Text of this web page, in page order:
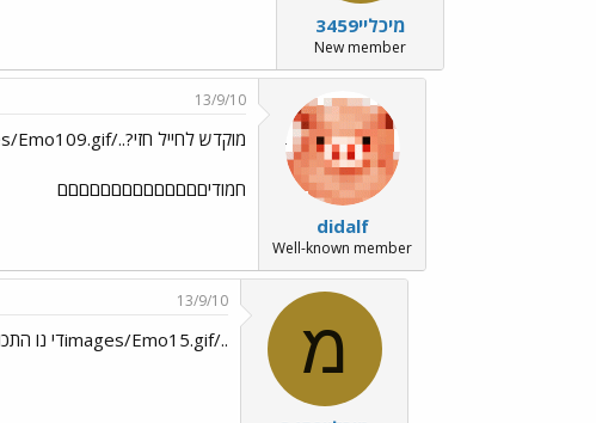
מיכליי3459
New member
didalf
Well-known member
13/9/10
מוקדש לחייל חזי?../images/Emo109.gif
חמודיםםםםםםםםםםםםםם
מ
13/9/10
../images/Emo15.gifדי נו התכוונתי אלייך ../images/Emo11.gif